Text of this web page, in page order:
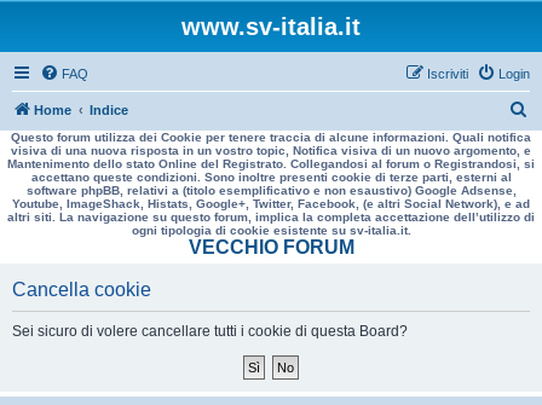
www.sv-italia.it
FAQ Login
Iscriviti
Home Indice
e
r
a
Questo forum utilizza dei Cookie per tenere traccia di alcune informazioni. Quali notifica
visiva di una nuova risposta in un vostro topic, Notifica visiva di un nuovo argomento, e
Mantenimento dello stato Online del Registrato. Collegandosi al forum o Registrandosi, si
accettano queste condizioni. Sono inoltre presenti cookie di terze parti, esterni al
software phpBB, relativi a (titolo esemplificativo e non esaustivo) Google Adsense,
Youtube, ImageShack, Histats, Google+, Twitter, Facebook, (e altri Social Network), e ad
altri siti. La navigazione su questo forum, implica la completa accettazione dell’utilizzo di
ogni tipologia di cookie esistente su sv-italia.it.
VECCHIO FORUM
Cancella cookie
Sei sicuro di volere cancellare tutti i cookie di questa Board?